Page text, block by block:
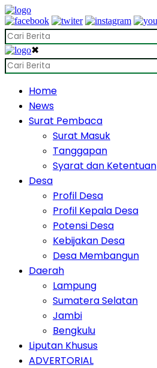
✖
Home
News
Surat Pembaca
Surat Masuk
Tanggapan
Syarat dan Ketentuan
Desa
Profil Desa
Profil Kepala Desa
Potensi Desa
Kebijakan Desa
Desa Membangun
Daerah
Lampung
Sumatera Selatan
Jambi
Bengkulu
Liputan Khusus
ADVERTORIAL